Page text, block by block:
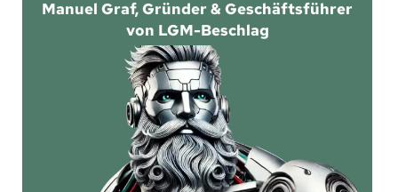
Manuel Graf, Gründer & Geschäftsführer
von LGM-Beschlag